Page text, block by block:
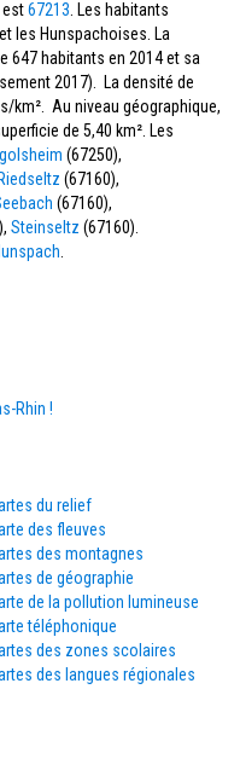
est67213 . Les habitants
les Hunspachoises. La
647 habitants en 2014 et sa
2017). La densité de
km². Au niveau géographique,
de 5,40 km². Les
(67250),
Riedseltz (67160),
(67160),
Steinseltz (67160).
Rhin !
du relief
des fleuves
des montagnes
de géographie
de la pollution lumineuse
téléphonique
des zones scolaires
des langues régionales